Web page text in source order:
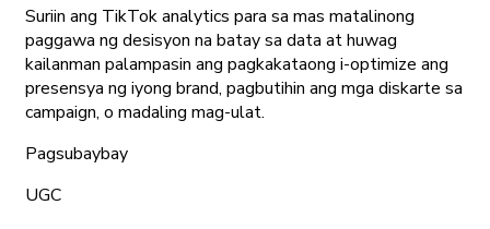
Suriin ang TikTok analytics para sa mas matalinong
paggawa ng desisyon na batay sa data at huwag
kailanman palampasin ang pagkakataong i-optimize ang
presensya ng iyong brand, pagbutihin ang mga diskarte sa
campaign, o madaling mag-ulat.
Pagsubaybay
UGC